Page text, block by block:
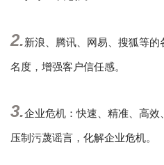
2.新浪、腾讯、网易、搜狐等
名度，增强客户信任感。
3.企业危机：快速、精准、高
压制污蔑谣言，化解企业危机。